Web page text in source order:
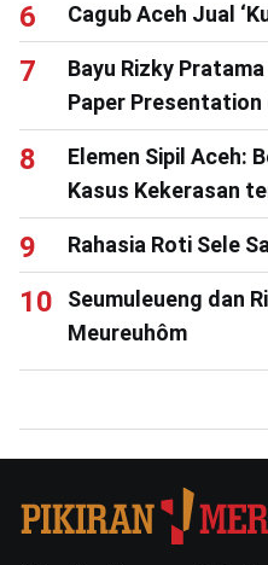
Cagub Aceh Jual
Bayu Rizky
Paper Presentation
Elemen Sipil Aceh:
Kasus Kekerasan
Rahasia Roti Sele
Seumuleueng dan
Meureuhôm